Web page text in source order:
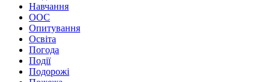
Навчання
ООС
Опитування
Освіта
Погода
Події
Подорожі